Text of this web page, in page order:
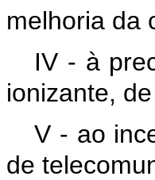
melhoria da
IV - à
ionizante,
V - ao
de